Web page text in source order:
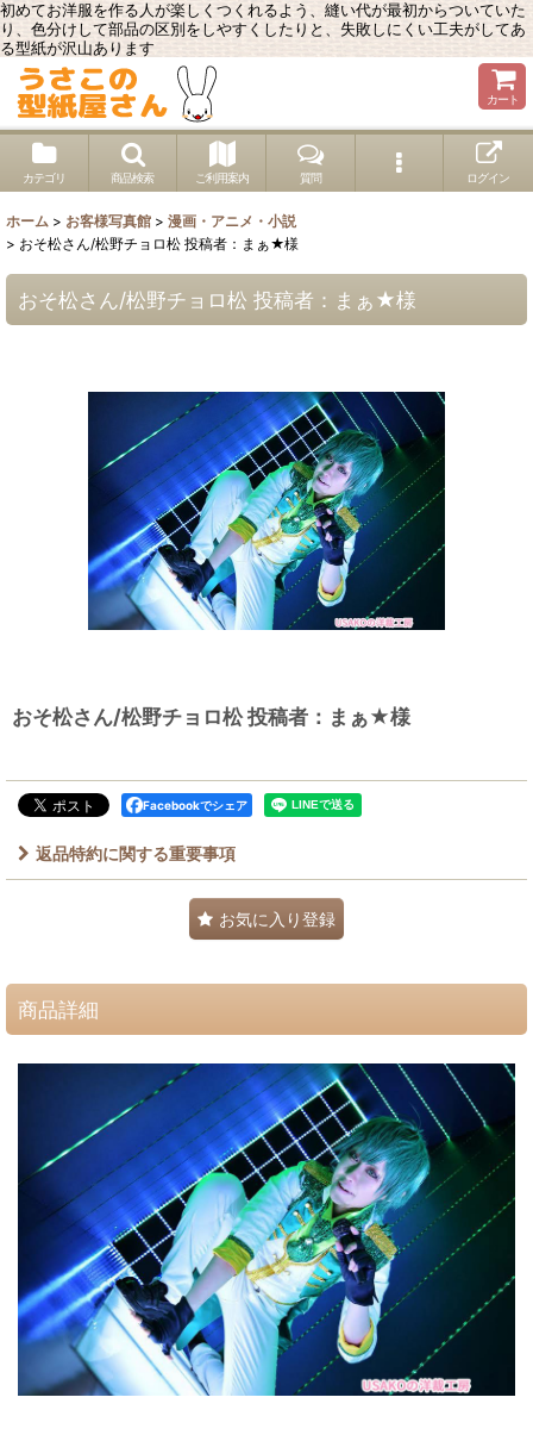
初めてお洋服を作る人が楽しくつくれるよう、縫い代が最初からついていた
り、色分けして部品の区別をしやすくしたりと、失敗しにくい工夫がしてあ
る型紙が沢山あります
カート
カテゴリ 商品検索 ご利用案内 質問 ログイン
ホーム > お客様写真館 > 漫画・アニメ・小説
> おそ松さん/松野チョロ松 投稿者：まぁ★様
おそ松さん/松野チョロ松 投稿者：まぁ★様
おそ松さん/松野チョロ松 投稿者：まぁ★様
Facebookでシェア
返品特約に関する重要事項
お気に入り登録
商品詳細